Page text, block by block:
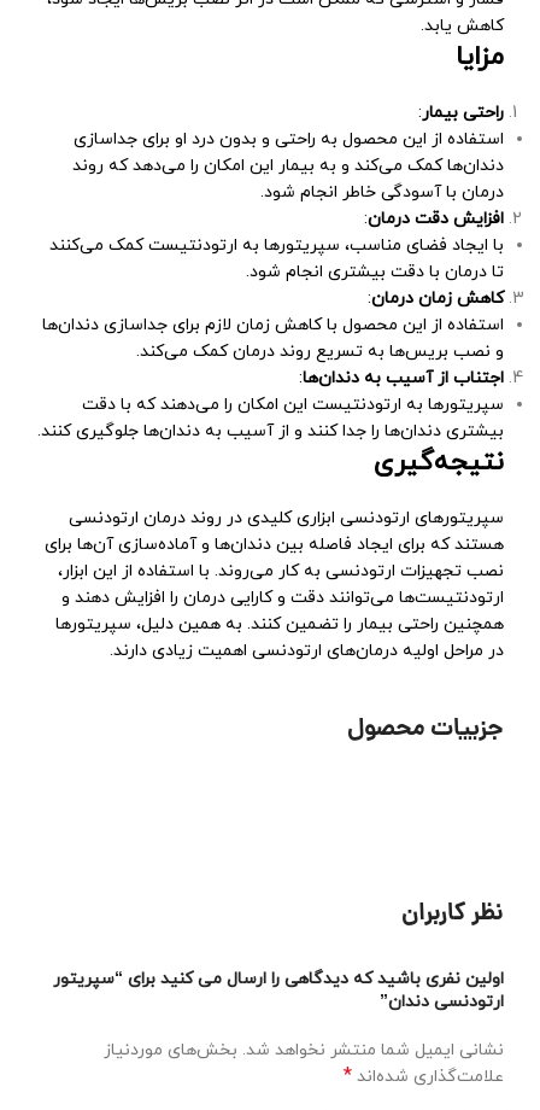
کاهش یابد.
مزایا
راحتی بیمار:
استفاده از این محصول به راحتی و بدون درد او برای جداسازی
دندان‌ها کمک می‌کند و به بیمار این امکان را می‌دهد که روند
درمان با آسودگی خاطر انجام شود.
افزایش دقت درمان:
با ایجاد فضای مناسب، سپریتورها به ارتودنتیست کمک می‌کنند
تا درمان با دقت بیشتری انجام شود.
کاهش زمان درمان:
استفاده از این محصول با کاهش زمان لازم برای جداسازی دندان‌ها
و نصب بریس‌ها به تسریع روند درمان کمک می‌کند.
اجتناب از آسیب به دندان‌ها:
سپریتورها به ارتودنتیست این امکان را می‌دهند که با دقت
بیشتری دندان‌ها را جدا کنند و از آسیب به دندان‌ها جلوگیری کنند.
نتیجه‌گیری
سپریتورهای ارتودنسی ابزاری کلیدی در روند درمان ارتودنسی
هستند که برای ایجاد فاصله بین دندان‌ها و آماده‌سازی آن‌ها برای
نصب تجهیزات ارتودنسی به کار می‌روند. با استفاده از این ابزار،
ارتودنتیست‌ها می‌توانند دقت و کارایی درمان را افزایش دهند و
همچنین راحتی بیمار را تضمین کنند. به همین دلیل، سپریتورها
در مراحل اولیه درمان‌های ارتودنسی اهمیت زیادی دارند.
جزییات محصول
نظر کاربران
اولین نفری باشید که دیدگاهی را ارسال می کنید برای “سپریتور
ارتودنسی دندان”
نشانی ایمیل شما منتشر نخواهد شد. بخش‌های موردنیاز
علامت‌گذاری شده‌اند *